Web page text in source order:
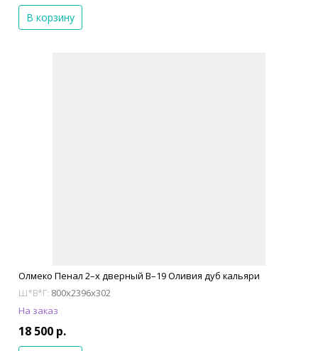
В корзину
Олмеко Пенал 2–х дверный В–19 Оливия дуб кальяри
Ш*В*Г: 800x2396x302
На заказ
18 500 р.